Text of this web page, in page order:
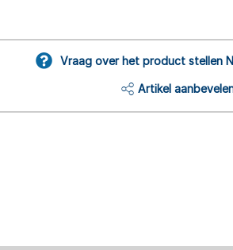
Vraag over het product stellen
Artikel